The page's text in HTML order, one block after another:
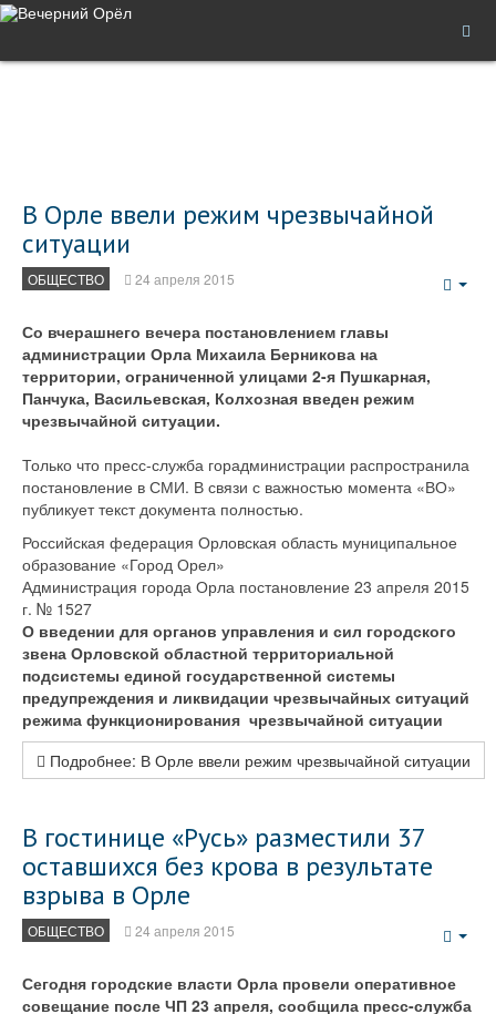
В Орле ввели режим чрезвычайной
ситуации
ОБЩЕСТВО 24 апреля 2015
Со вчерашнего вечера постановлением главы
администрации Орла Михаила Берникова на
территории, ограниченной улицами 2-я Пушкарная,
Панчука, Васильевская, Колхозная введен режим
чрезвычайной ситуации.
Только что пресс-служба горадминистрации распространила
постановление в СМИ. В связи с важностью момента «ВО»
публикует текст документа полностью.
Российская федерация Орловская область муниципальное
образование «Город Орел»
Администрация города Орла постановление 23 апреля 2015
г. № 1527
О введении для органов управления и сил городского
звена Орловской областной территориальной
подсистемы единой государственной системы
предупреждения и ликвидации чрезвычайных ситуаций
режима функционирования чрезвычайной ситуации
Подробнее: В Орле ввели режим чрезвычайной ситуации
В гостинице «Русь» разместили 37
оставшихся без крова в результате
взрыва в Орле
ОБЩЕСТВО 24 апреля 2015
Сегодня городские власти Орла провели оперативное
совещание после ЧП 23 апреля, сообщила пресс-служба